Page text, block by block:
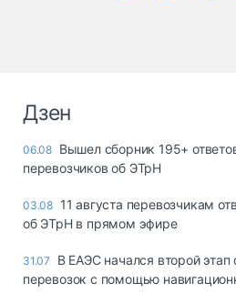
Дзен
06.08 Вышел сборник 195+
перевозчиков об ЭТрН
03.08 11 августа перевозчикам
об ЭТрН в прямом эфире
31.07
В ЕАЭС начался второй этап
перевозок с помощью